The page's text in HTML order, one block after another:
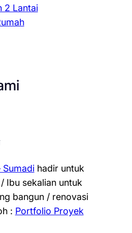
2 Lantai
Sumadihadir untuk
Ibu sekalian untuk
bangun / renovasi
: Portfolio Proyek